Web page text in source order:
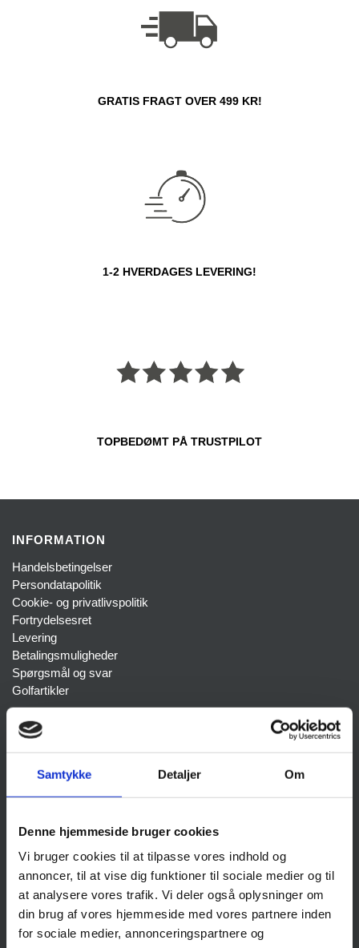
Samtykke Detaljer Om
Denne hjemmeside bruger cookies
Vi bruger cookies til at tilpasse vores indhold og
annoncer, til at vise dig funktioner til sociale medier og til
at analysere vores trafik. Vi deler også oplysninger om
din brug af vores hjemmeside med vores partnere inden
for sociale medier, annonceringspartnere og
GRATIS FRAGT OVER 499 KR!
1-2 HVERDAGES LEVERING!
TOPBEDØMT PÅ TRUSTPILOT
INFORMATION
Handelsbetingelser
Persondatapolitik
Cookie- og privatlivspolitik
Fortrydelsesret
Levering
Betalingsmuligheder
Spørgsmål og svar
Golfartikler
POPULÆRE KATEGORIER
Farvede golfbolde
Tour golfbolde
Dame golfbolde
Blandede mærker
KONTAKT
Jyskegolfbolde.dk
Skriversvej 1
8800 Viborg
Cvr nr. 34501238
Tlf. nr. 61334313